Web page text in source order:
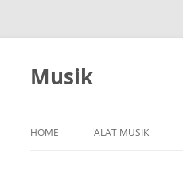
Skip
Musik
HOME ALAT MUSIK